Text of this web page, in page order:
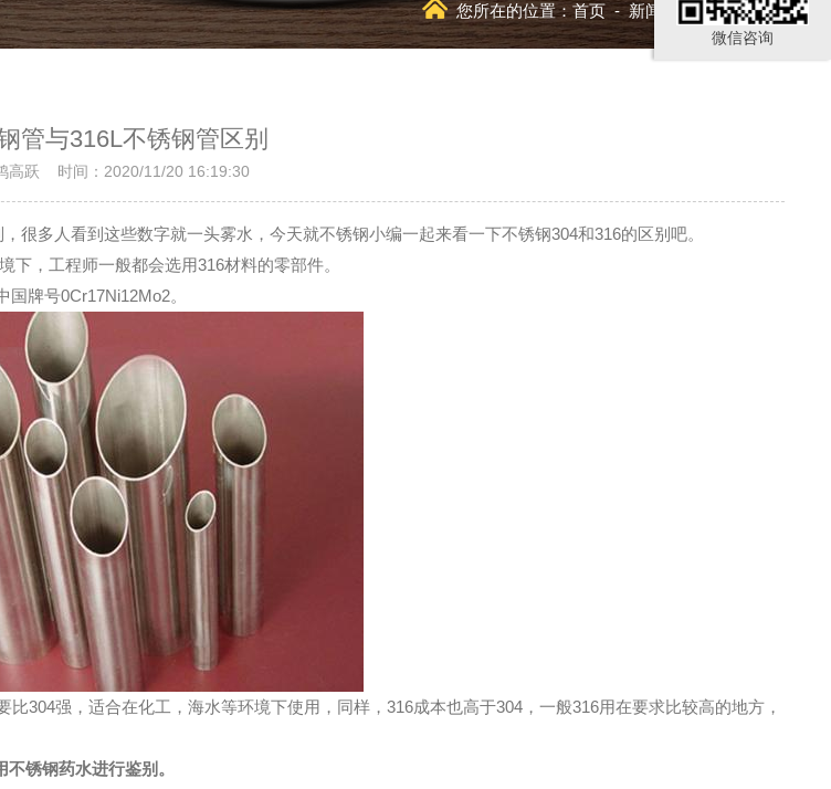
您所在的位置：首页 - 新闻资讯 - 行业新闻
管与316L不锈钢管区别
高跃 时间：2020/11/20 16:19:30
很多人看到这些数字就一头雾水，今天就不锈钢小编一起来看一下不锈钢304和316的区别吧。
，工程师一般都会选用316材料的零部件。
牌号0Cr17Ni12Mo2。
304强，适合在化工，海水等环境下使用，同样，316成本也高于304，一般316用在要求比较高的地方，
锈钢药水进行鉴别。
微信咨询